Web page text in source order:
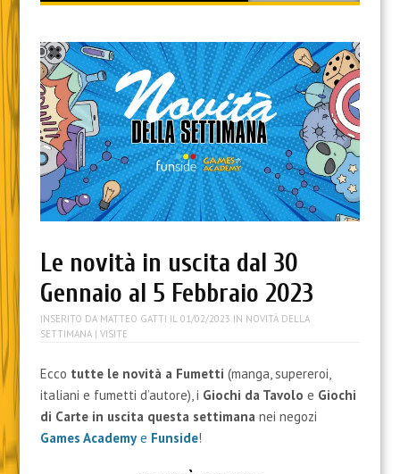
content
Le novità in uscita dal 30
Gennaio al 5 Febbraio 2023
INSERITO DA MATTEO GATTI IL 01/02/2023 IN NOVITÀ DELLA
SETTIMANA| VISITE
Ecco tutte le novità a Fumetti (manga, supereroi,
italiani e fumetti d’autore), i Giochi da Tavolo e Giochi
di Carte in uscita questa settimana nei negozi
Games Academye Funside!